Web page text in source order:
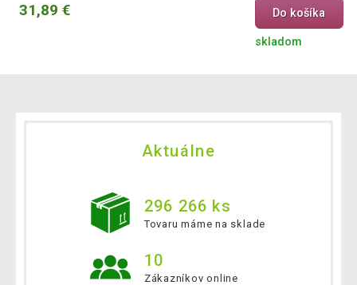
31,89 € Do košíka
skladom
Aktuálne
296 266 ks
Tovaru máme na sklade
10
Zákazníkov online